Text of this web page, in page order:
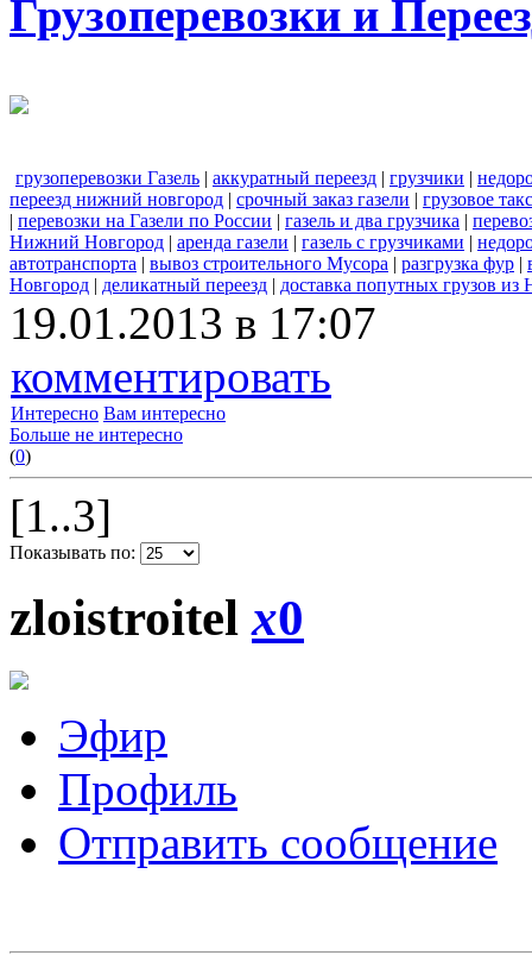
Грузоперевозки и
грузоперевозки Газель | аккуратный переезд | грузчики |
переезд нижний новгород | срочный заказ газели | грузовое
| перевозки на Газели по России | газель и два грузчика |
Нижний Новгород | аренда газели | газель с грузчиками |
автотранспорта | вывоз строительного Мусора | разгрузка фур |
Новгород | деликатный переезд | доставка попутных грузов
19.01.2013 в 17:07
комментировать
Интересно Вам интересно
Больше не интересно
(0)
[1..3]
Показывать по:
zloistroitelx0
Эфир
Профиль
Отправить сообщение